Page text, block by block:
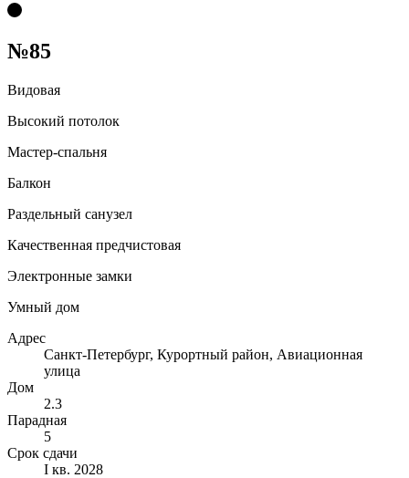
№85
Видовая
Высокий потолок
Мастер-спальня
Балкон
Раздельный санузел
Качественная предчистовая
Электронные замки
Умный дом
Адрес
Санкт-Петербург, Курортный район, Авиационная
улица
Дом
2.3
Парадная
5
Срок сдачи
I кв. 2028